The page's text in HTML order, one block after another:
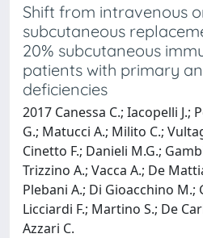
Shift from intravenous
subcutaneous
20% subcutaneous
patients with primary
deficiencies
2017 Canessa C.; Iacopelli J.;
G.; Matucci A.; Milito C.;
Cinetto F.; Danieli M.G.;
Trizzino A.; Vacca A.; De
Plebani A.; Di Gioacchino M.;
Licciardi F.; Martino S.; De
Azzari C.